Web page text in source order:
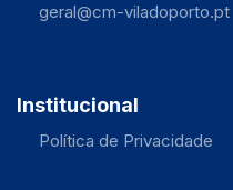
geral@cm-viladoporto.pt
Institucional
Política de Privacidade